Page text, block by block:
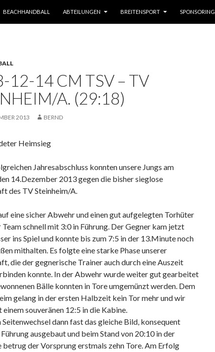
BEACHHANDBALL ABTEILUNGEN BREITENSPORT SPONSORING
12-14 CM TSV – TV
A. (29:18)
2013 BERND
Heimsieg
Jahresabschluss konnten unsere Jungs am
14.Dezember 2013 gegen die bisher sieglose
des TV Steinheim/A.
eine sicher Abwehr und einen gut aufgelegten Torhüter
Team schnell mit 3:0 in Führung. Der Gegner kam jetzt
ins Spiel und konnte bis zum 7:5 in der 13.Minute noch
mithalten. Es folgte eine starke Phase unserer
die der gegnerische Trainer auch durch eine Auszeit
konnte. In der Abwehr wurde weiter gut gearbeitet
Bälle konnten in Tore umgemünzt werden. Dem
gelang in der ersten Halbzeit kein Tor mehr und wir
einem souveränen 12:5 in die Kabine.
Seitenwechsel dann fast das gleiche Bild, konsequent
ausgebaut und beim Stand von 20:10 in der
betrug der Vorsprung erstmals zehn Tore. Am Erfolg